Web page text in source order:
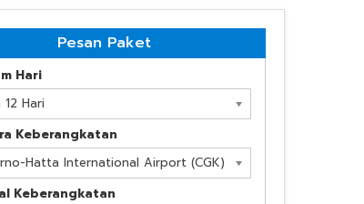
Pesan Paket
Hari
12 Hari
Keberangkatan
Hatta International Airport (CGK)
Keberangkatan